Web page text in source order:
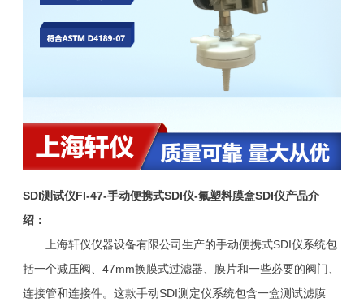
SDI测试仪FI-47-手动便携式SDI仪-氟塑料膜盒SDI仪产品介
绍：
上海轩仪仪器设备有限公司生产的手动便携式SDI仪系统包
括一个减压阀、47mm换膜式过滤器、膜片和一些必要的阀门、
连接管和连接件。这款手动SDI测定仪系统包含一盒测试滤膜